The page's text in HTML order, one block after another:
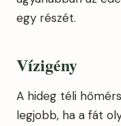
egy részét.
Vízigény
A hideg téli
legjobb, ha a fát